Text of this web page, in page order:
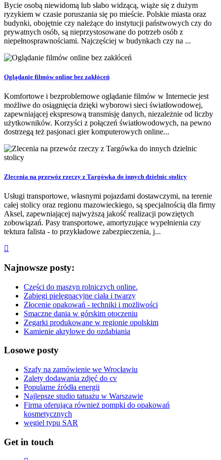
Bycie osobą niewidomą lub słabo widzącą, wiąże się z dużym
ryzykiem w czasie poruszania się po mieście. Polskie miasta oraz
budynki, obojętnie czy należące do instytucji państwowych czy do
prywatnych osób, są nieprzystosowane do potrzeb osób z
niepełnosprawnościami. Najczęściej w budynkach czy na ...
Oglądanie filmów online bez zakłóceń
Komfortowe i bezproblemowe oglądanie filmów w Internecie jest
możliwe do osiągnięcia dzięki wyborowi sieci światłowodowej,
zapewniającej ekspresową transmisję danych, niezależnie od liczby
użytkowników. Korzyści z połączeń światłowodowych, na pewno
dostrzegą też pasjonaci gier komputerowych online...
Zlecenia na przewóz rzeczy z Targówka do innych dzielnic stolicy
Usługi transportowe, własnymi pojazdami dostawczymi, na terenie
całej stolicy oraz regionu mazowieckiego, są specjalnością dla firmy
Aksel, zapewniającej najwyższą jakość realizacji powziętych
zobowiązań. Pasy transportowe, amortyzujące wypełnienia czy
tektura falista - to przykładowe zabezpieczenia, j...
Najnowsze posty:
Części do maszyn rolniczych online.
Zabiegi pielęgnacyjne ciała i twarzy
Złocenie opakowań - techniki i możliwości
Smaczne dania w górskim otoczeniu
Zegarki produkowane w regionie opolskim
Kamienie akrylowe do ozdabiania
Losowe posty
Szafy na zamówienie we Wrocławiu
Zalety dodawania zdjęć do cv
Popularne źródła energii
Najlepsze studio tatuażu w Warszawie
Firma oferująca również pompki do opakowań
kosmetycznych
węgiel typu SAR
Get in touch